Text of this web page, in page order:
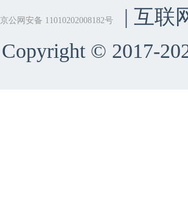
京公网安备 11010202008182号
| 互联
Copyright © 2017-